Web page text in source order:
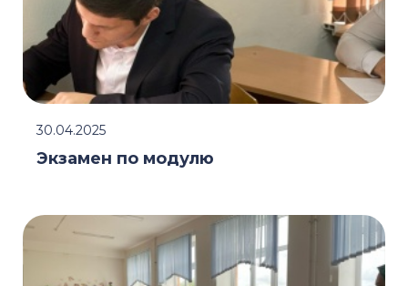
Экзамен по модулю
30.04.2025